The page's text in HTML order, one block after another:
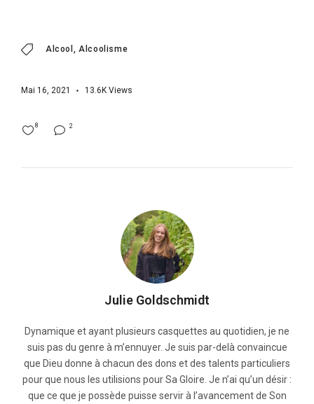
Alcool Alcoolisme
Mai 16, 2021 13.6K Views
2
8
Julie Goldschmidt
Dynamique et ayant plusieurs casquettes au quotidien, je ne
suis pas du genre à m’ennuyer. Je suis par-delà convaincue
que Dieu donne à chacun des dons et des talents particuliers
pour que nous les utilisions pour Sa Gloire. Je n’ai qu’un désir :
que ce que je possède puisse servir à l’avancement de Son